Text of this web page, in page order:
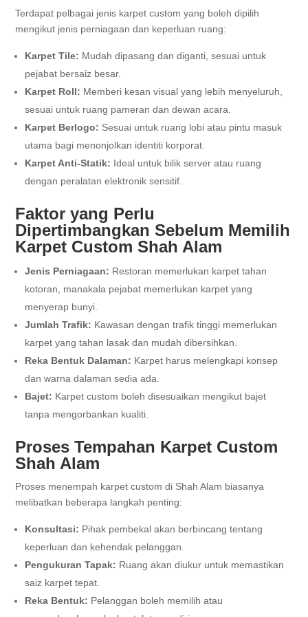
Terdapat pelbagai jenis karpet custom yang boleh dipilih
mengikut jenis perniagaan dan keperluan ruang:
Karpet Tile: Mudah dipasang dan diganti, sesuai untuk
pejabat bersaiz besar.
Karpet Roll: Memberi kesan visual yang lebih menyeluruh,
sesuai untuk ruang pameran dan dewan acara.
Karpet Berlogo: Sesuai untuk ruang lobi atau pintu masuk
utama bagi menonjolkan identiti korporat.
Karpet Anti-Statik: Ideal untuk bilik server atau ruang
dengan peralatan elektronik sensitif.
Faktor yang Perlu
Dipertimbangkan Sebelum Memilih
Karpet Custom Shah Alam
Jenis Perniagaan: Restoran memerlukan karpet tahan
kotoran, manakala pejabat memerlukan karpet yang
menyerap bunyi.
Jumlah Trafik: Kawasan dengan trafik tinggi memerlukan
karpet yang tahan lasak dan mudah dibersihkan.
Reka Bentuk Dalaman: Karpet harus melengkapi konsep
dan warna dalaman sedia ada.
Bajet: Karpet custom boleh disesuaikan mengikut bajet
tanpa mengorbankan kualiti.
Proses Tempahan Karpet Custom
Shah Alam
Proses menempah karpet custom di Shah Alam biasanya
melibatkan beberapa langkah penting:
Konsultasi: Pihak pembekal akan berbincang tentang
keperluan dan kehendak pelanggan.
Pengukuran Tapak: Ruang akan diukur untuk memastikan
saiz karpet tepat.
Reka Bentuk: Pelanggan boleh memilih atau